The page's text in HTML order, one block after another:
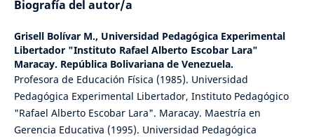
Biografía del autor/a
Grisell Bolívar M., Universidad Pedagógica Experimental
Libertador "Instituto Rafael Alberto Escobar Lara"
Maracay. República Bolivariana de Venezuela.
Profesora de Educación Física (1985). Universidad
Pedagógica Experimental Libertador, Instituto Pedagógico
"Rafael Alberto Escobar Lara". Maracay. Maestría en
Gerencia Educativa (1995). Universidad Pedagógica